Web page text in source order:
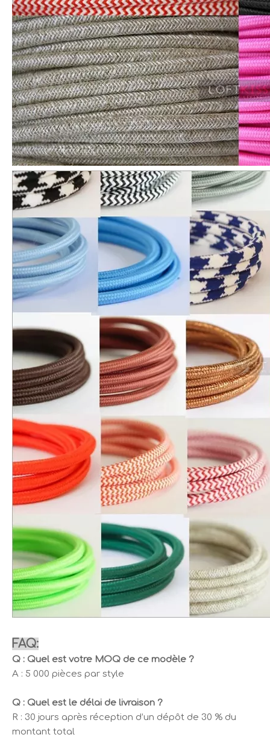
FAQ:
Q : Quel est votre MOQ de ce modèle ?
A : 5 000 pièces par style
Q : Quel est le délai de livraison ?
R : 30 jours après réception d’un dépôt de 30 % du
montant total